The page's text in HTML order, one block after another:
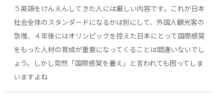
う英語をけんえんしてきた人には厳しい内容です。これが日本
社会全体のスタンダードになるかは別にして、外国人観光客の
急増、４年後にはオリンピックを控えた日本にとって国際感覚
をもった人材の育成が重要になってくることは間違いないでし
ょう。しかし突然「国際感覚を養え」と言われても困ってしま
いますよね